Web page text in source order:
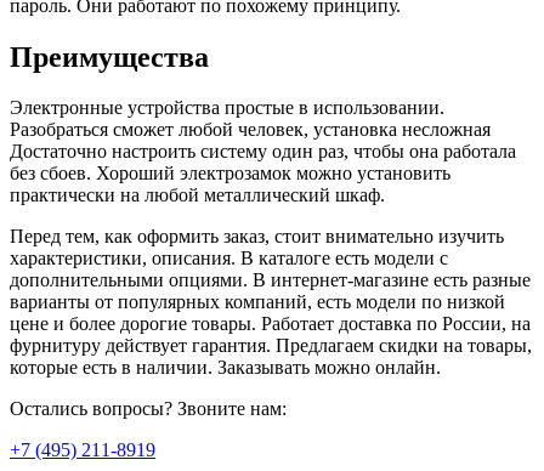
пароль. Они работают по похожему принципу.
Преимущества
Электронные устройства простые в использовании.
Разобраться сможет любой человек, установка несложная
Достаточно настроить систему один раз, чтобы она работала
без сбоев. Хороший электрозамок можно установить
практически на любой металлический шкаф.
Перед тем, как оформить заказ, стоит внимательно изучить
характеристики, описания. В каталоге есть модели с
дополнительными опциями. В интернет-магазине есть разные
варианты от популярных компаний, есть модели по низкой
цене и более дорогие товары. Работает доставка по России, на
фурнитуру действует гарантия. Предлагаем скидки на товары,
которые есть в наличии. Заказывать можно онлайн.
Остались вопросы? Звоните нам:
​+7 (495) 211-8919